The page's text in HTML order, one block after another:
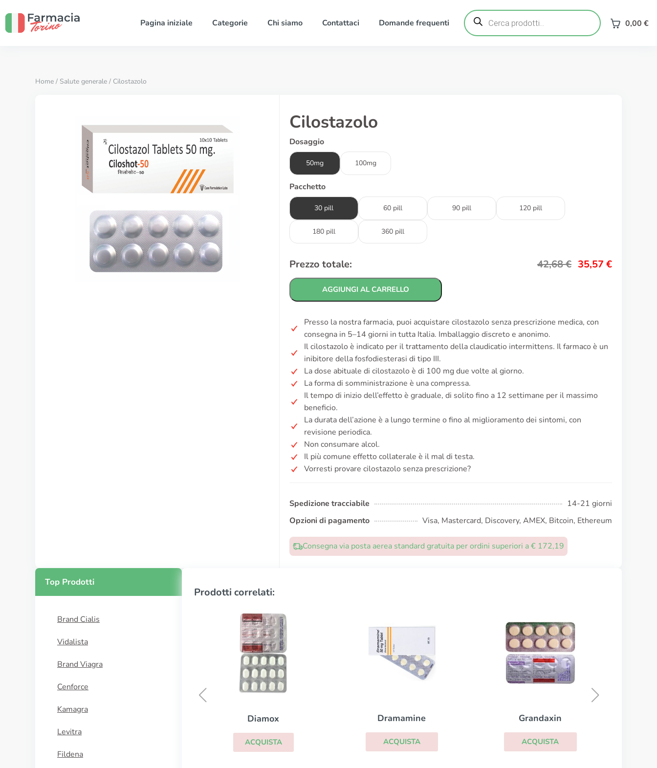
Pagina iniziale Categorie Chi siamo Contattaci Domande frequenti
Ricerca
prodotti 0,00 €
Home / Salute generale / Cilostazolo
Cilostazolo
Dosaggio
50mg 100mg
Pacchetto
30 pill 60 pill 90 pill 120 pill
180 pill 360 pill
Prezzo totale: 42,68€ 35,57 €
AGGIUNGI AL CARRELLO
Presso la nostra farmacia, puoi acquistare cilostazolo senza prescrizione medica, con
consegna in 5–14 giorni in tutta Italia. Imballaggio discreto e anonimo.
Il cilostazolo è indicato per il trattamento della claudicatio intermittens. Il farmaco è un
inibitore della fosfodiesterasi di tipo III.
La dose abituale di cilostazolo è di 100 mg due volte al giorno.
La forma di somministrazione è una compressa.
Il tempo di inizio dell’effetto è graduale, di solito fino a 12 settimane per il massimo
beneficio.
La durata dell’azione è a lungo termine o fino al miglioramento dei sintomi, con
revisione periodica.
Non consumare alcol.
Il più comune effetto collaterale è il mal di testa.
Vorresti provare cilostazolo senza prescrizione?
Spedizione tracciabile
14-21 giorni
Opzioni di pagamento
Visa, Mastercard, Discovery, AMEX, Bitcoin, Ethereum
Consegna via posta aerea standard gratuita per ordini superiori a € 172,19
Top Prodotti
Brand Cialis
Vidalista
Brand Viagra
Cenforce
Kamagra
Levitra
Fildena
Prodotti correlati:
Dramamine
ACQUISTA
Grandaxin
ACQUISTA
Sonata